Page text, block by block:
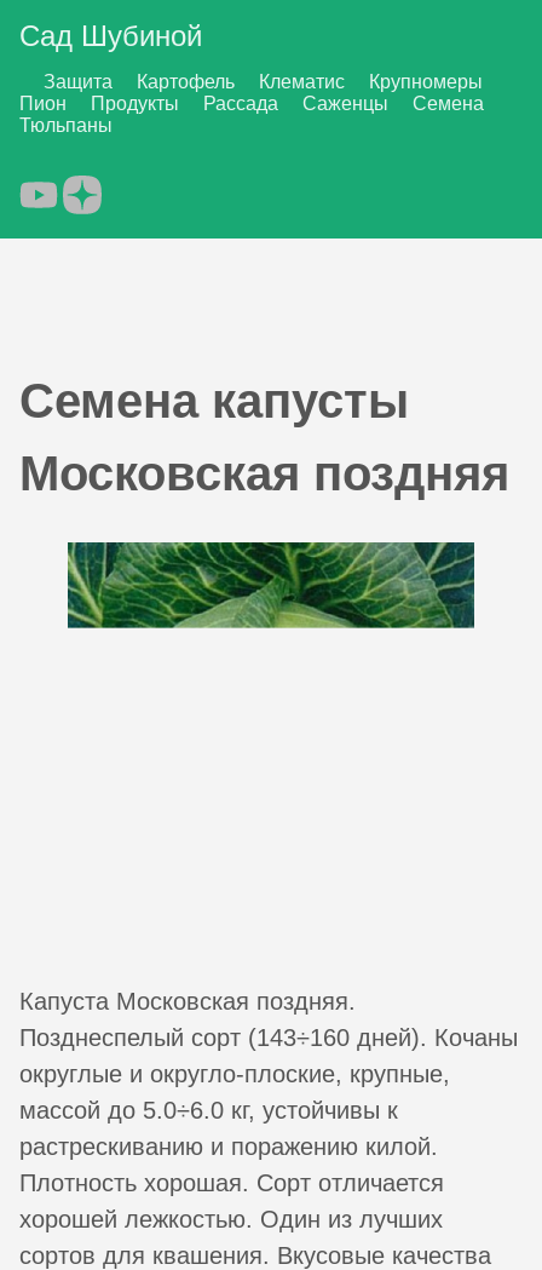
Сад Шубиной
Защита Картофель Клематис
Крупномеры
Пион
Продукты Рассада Саженцы
Семена
Тюльпаны
Семена капусты
Московская поздняя
Капуста Московская поздняя.
Позднеспелый сорт (143÷160 дней). Кочаны
округлые и округло-плоские, крупные,
массой до 5.0÷6.0 кг, устойчивы к
растрескиванию и поражению килой.
Плотность хорошая. Сорт отличается
хорошей лежкостью. Один из лучших
сортов для квашения. Вкусовые качества